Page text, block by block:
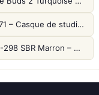
AKG K371 – Casque de studio fermé 50mm titane, réponse 5Hz-50kHz
Muse M-298 SBR Marron – Casque Bluetooth ANC avec 66h d'autonomie